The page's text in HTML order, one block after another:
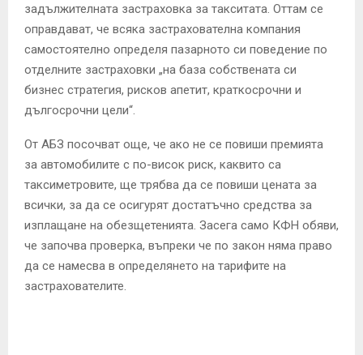
задължителната застраховка за такситата. Оттам се
оправдават, че всяка застрахователна компания
самостоятелно определя пазарното си поведение по
отделните застраховки „на база собствената си
бизнес стратегия, рисков апетит, краткосрочни и
дългосрочни цели“.
От АБЗ посочват още, че ако не се повиши премията
за автомобилите с по-висок риск, каквито са
таксиметровите, ще трябва да се повиши цената за
всички, за да се осигурят достатъчно средства за
изплащане на обезщетенията. Засега само КФН обяви,
че започва проверка, въпреки че по закон няма право
да се намесва в определянето на тарифите на
застрахователите.